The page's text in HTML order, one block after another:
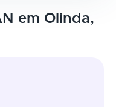
em Olinda,